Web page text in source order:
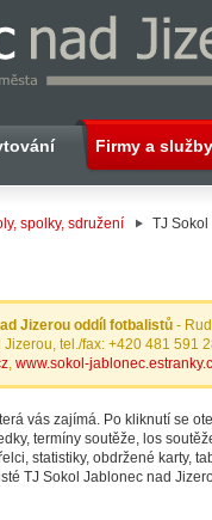
Firmy a služby
spolky, sdružení TJ
Jizerou oddíl fotbalistů -
tel./fax: +420 481 591
, www.sokol-
vás zajímá. Po kliknutí se
termíny soutěže, los
statistiky, obdržené karty,
TJ Sokol Jablonec nad